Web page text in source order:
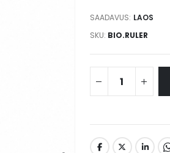
SAADAVUS: LAOS
SKU BIO.RULER